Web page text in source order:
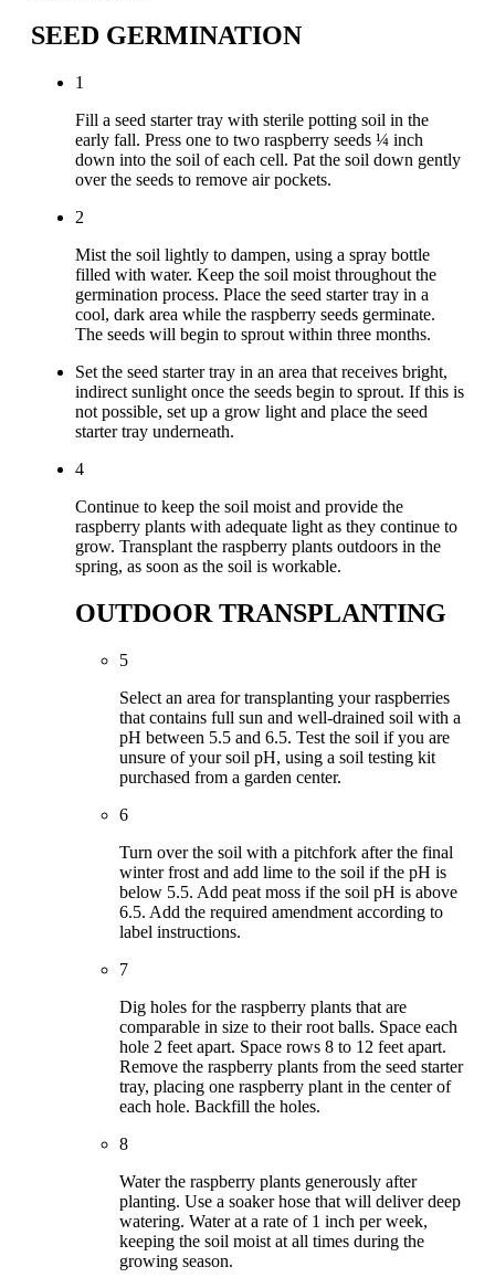
SEED GERMINATION
1
Fill a seed starter tray with sterile potting soil in the
early fall. Press one to two raspberry seeds ¼ inch
down into the soil of each cell. Pat the soil down gently
over the seeds to remove air pockets.
2
Mist the soil lightly to dampen, using a spray bottle
filled with water. Keep the soil moist throughout the
germination process. Place the seed starter tray in a
cool, dark area while the raspberry seeds germinate.
The seeds will begin to sprout within three months.
Set the seed starter tray in an area that receives bright,
indirect sunlight once the seeds begin to sprout. If this is
not possible, set up a grow light and place the seed
starter tray underneath.
4
Continue to keep the soil moist and provide the
raspberry plants with adequate light as they continue to
grow. Transplant the raspberry plants outdoors in the
spring, as soon as the soil is workable.
OUTDOOR TRANSPLANTING
5
Select an area for transplanting your raspberries
that contains full sun and well-drained soil with a
pH between 5.5 and 6.5. Test the soil if you are
unsure of your soil pH, using a soil testing kit
purchased from a garden center.
6
Turn over the soil with a pitchfork after the final
winter frost and add lime to the soil if the pH is
below 5.5. Add peat moss if the soil pH is above
6.5. Add the required amendment according to
label instructions.
7
Dig holes for the raspberry plants that are
comparable in size to their root balls. Space each
hole 2 feet apart. Space rows 8 to 12 feet apart.
Remove the raspberry plants from the seed starter
tray, placing one raspberry plant in the center of
each hole. Backfill the holes.
8
Water the raspberry plants generously after
planting. Use a soaker hose that will deliver deep
watering. Water at a rate of 1 inch per week,
keeping the soil moist at all times during the
growing season.